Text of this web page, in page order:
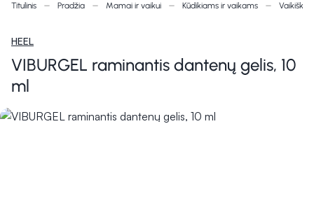
Titulinis Pradžia Mamai ir vaikui Kūdikiams ir vaikams
HEEL
VIBURGEL raminantis dantenų gelis, 10
ml